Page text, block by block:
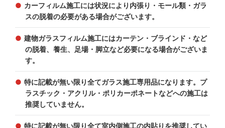
カーフィルム施工には状況により内張り・モール類・ガラ
スの脱着の必要がある場合がございます。
建物ガラスフィルム施工にはカーテン・ブラインド・など
の脱着、養生、足場・脚立など必要になる場合がございま
す。
特に記載が無い限り全てガラス施工専用品になります。プ
ラスチック・アクリル・ポリカーポネートなどへの施工は
推奨していません。
特に記載が無い限り全て室内側施工の内貼りを推奨してい